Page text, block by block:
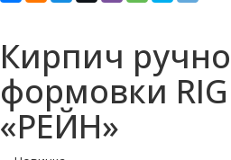
Кирпич
формовки
«РЕЙН»